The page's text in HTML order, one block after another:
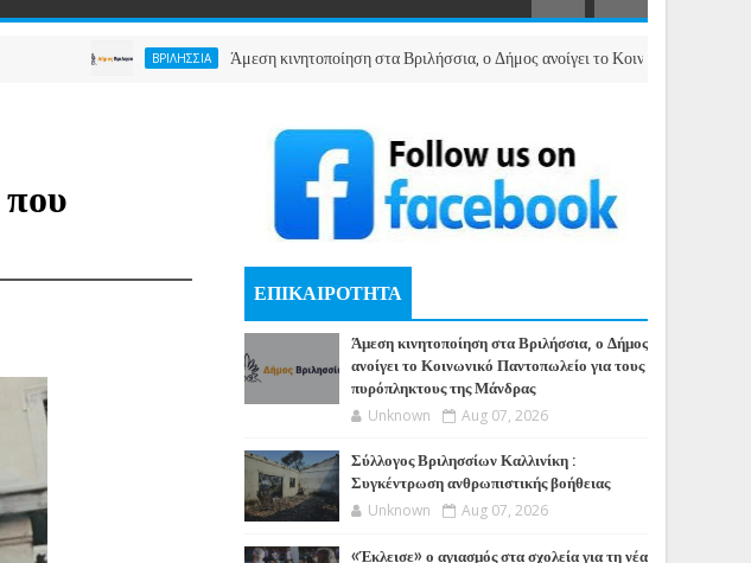
ΒΡΙΛΗΣΣΙΑ Άμεση κινητοποίηση στα Βριλήσσια, ο Δήμος ανοίγει το Κοινωνικό Παντοπωλείο για
ΕΠΙΚΑΙΡΟΤΗΤΑ
Άμεση κινητοποίηση στα Βριλήσσια, ο Δήμος
ανοίγει το Κοινωνικό Παντοπωλείο για τους
πυρόπληκτους της Μάνδρας
Unknown Aug 07, 2026
Σύλλογος Βριλησσίων Καλλινίκη :
Συγκέντρωση ανθρωπιστικής βοήθειας
Unknown Aug 07, 2026
«Έκλεισε» ο αγιασμός στα σχολεία για τη νέα